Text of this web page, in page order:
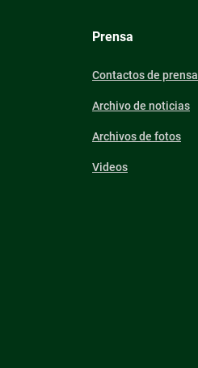
Prensa
Contactos de prensa
Archivo de noticias
Archivos de fotos
Videos